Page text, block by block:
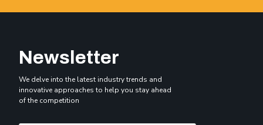
Newsletter
We delve into the latest industry trends and
innovative approaches to help you stay ahead
of the competition